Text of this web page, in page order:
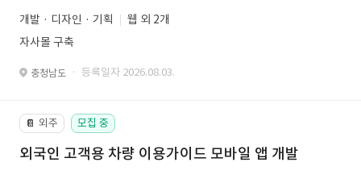
개발 · 디자인 · 기획
웹 외 2개
자사몰 구축
충청남도 · 등록일자 2026.08.03.
📔 외주 모집 중
외국인 고객용 차량 이용가이드 모바일 앱 개발